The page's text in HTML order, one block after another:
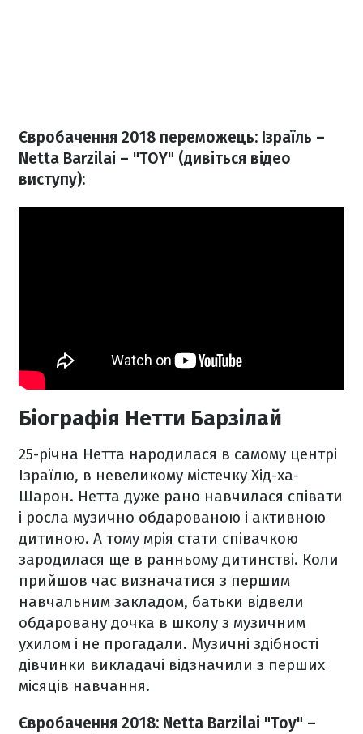
Євробачення 2018 переможець: Ізраїль –
Netta Barzilai – "TOY" (дивіться відео
виступу):
Біографія Нетти Барзілай
25-річна Нетта народилася в самому центрі
Ізраїлю, в невеликому містечку Хід-ха-
Шарон. Нетта дуже рано навчилася співати
і росла музично обдарованою і активною
дитиною. А тому мрія стати співачкою
зародилася ще в ранньому дитинстві. Коли
прийшов час визначатися з першим
навчальним закладом, батьки відвели
обдаровану дочка в школу з музичним
ухилом і не прогадали. Музичні здібності
дівчинки викладачі відзначили з перших
місяців навчання.
Євробачення 2018: Netta Barzilai "Toy" –